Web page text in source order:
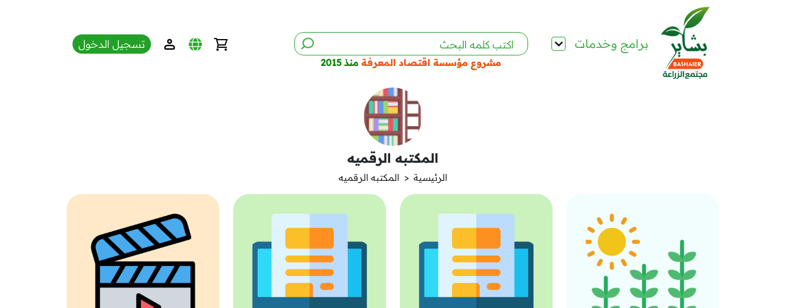
برامج وخدمات
مشروع مؤسسة اقتصاد المعرفة منذ 2015
تسجيل الدخول
المكتبه الرقميه
الرئيسية < المكتبه الرقميه